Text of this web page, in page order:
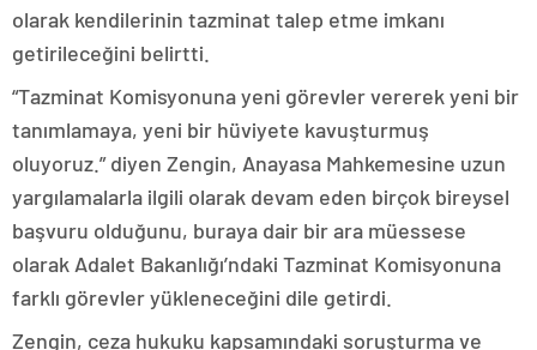
olarak kendilerinin tazminat talep etme imkanı
getirileceğini belirtti.
“Tazminat Komisyonuna yeni görevler vererek yeni bir
tanımlamaya, yeni bir hüviyete kavuşturmuş
oluyoruz.” diyen Zengin, Anayasa Mahkemesine uzun
yargılamalarla ilgili olarak devam eden birçok bireysel
başvuru olduğunu, buraya dair bir ara müessese
olarak Adalet Bakanlığı’ndaki Tazminat Komisyonuna
farklı görevler yükleneceğini dile getirdi.
Zengin, ceza hukuku kapsamındaki soruşturma ve